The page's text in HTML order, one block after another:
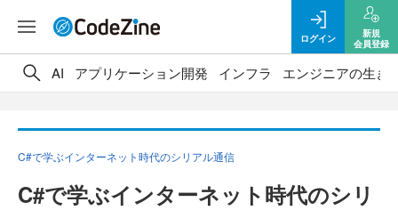
ログイン
新規
会員登録
AI アプリケーション開発 インフラ エンジニアの生き
C#で学ぶインターネット時代のシリアル通信
C#で学ぶインターネット時代のシリ